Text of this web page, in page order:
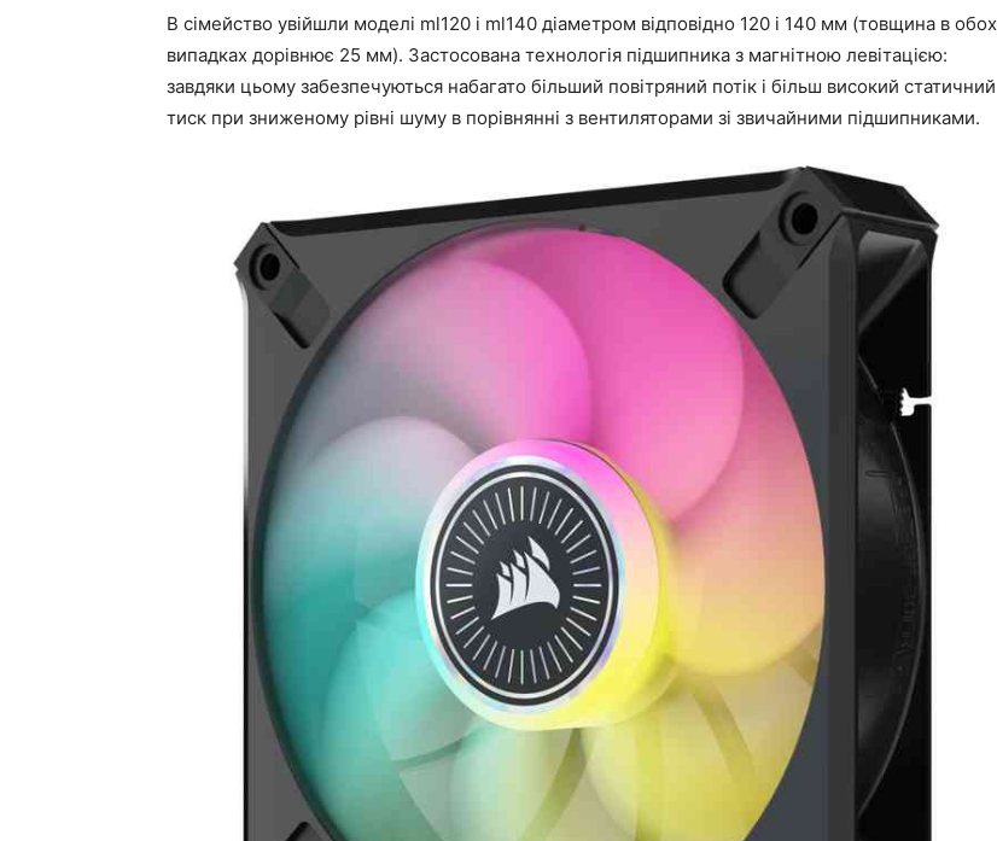
В сімейство увійшли моделі ml120 і ml140 діаметром відповідно 120 і 140 мм (товщина в обох
випадках дорівнює 25 мм). Застосована технологія підшипника з магнітною левітацією:
завдяки цьому забезпечуються набагато більший повітряний потік і більш високий статичний
тиск при зниженому рівні шуму в порівнянні з вентиляторами зі звичайними підшипниками.